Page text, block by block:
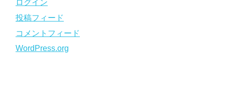
ログイン
投稿フィード
コメントフィード
WordPress.org